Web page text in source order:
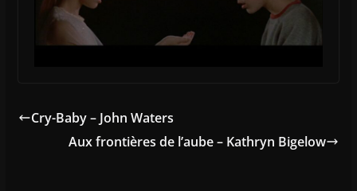
Cry-Baby – John Waters
Aux frontières de l’aube – Kathryn Bigelow